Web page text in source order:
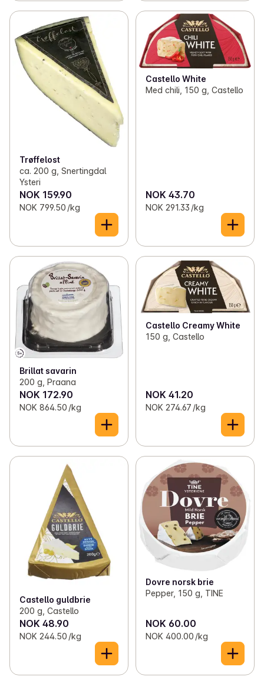
Trøffelost
ca. 200 g, Snertingdal
Ysteri
NOK 159.90
NOK 799.50 /kg
Castello White
Med chili, 150 g, Castello
NOK 43.70
NOK 291.33 /kg
Brillat savarin
200 g, Praana
NOK 172.90
NOK 864.50 /kg
Castello Creamy White
150 g, Castello
NOK 41.20
NOK 274.67 /kg
Castello guldbrie
200 g, Castello
NOK 48.90
NOK 244.50 /kg
Dovre norsk brie
Pepper, 150 g, TINE
NOK 60.00
NOK 400.00 /kg